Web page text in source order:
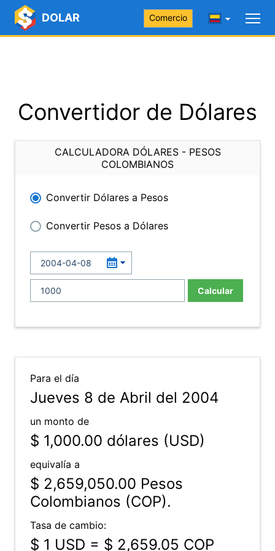
DOLAR Comercio
Convertidor de Dólares
CALCULADORA DÓLARES - PESOS
COLOMBIANOS
Convertir Dólares a Pesos
Convertir Pesos a Dólares
Calcular
Para el día
Jueves 8 de Abril del 2004
un monto de
$ 1,000.00 dólares (USD)
equivalía a
$ 2,659,050.00 Pesos
Colombianos (COP).
Tasa de cambio:
$ 1 USD = $ 2,659.05 COP